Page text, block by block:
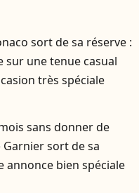
sort de sa réserve :
sur une tenue casual
très spéciale
sans donner de
sort de sa
annonce bien spéciale